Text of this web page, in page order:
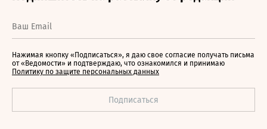
Нажимая кнопку «Подписаться», я даю свое согласие получать письма
от «Ведомости» и подтверждаю, что ознакомился и принимаю
Политику по защите персональных данных